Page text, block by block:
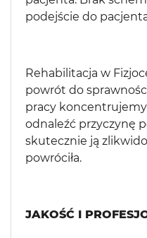
podejście do
Rehabilitacja w
powrót do
pracy
odnaleźć przyczynę
skutecznie ją
powróciła.
JAKOŚĆ I